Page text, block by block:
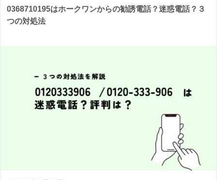
0368710195はホークワンからの勧誘電話？迷惑電話？３
つの対処法